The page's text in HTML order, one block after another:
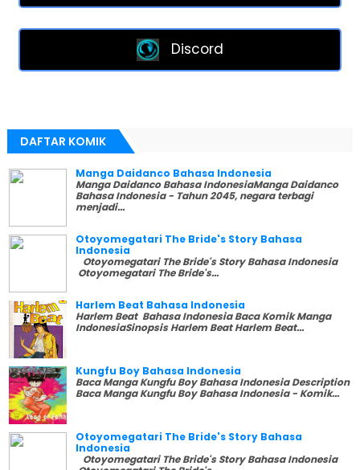
Discord
DAFTAR KOMIK
Manga Daidanco Bahasa Indonesia
Manga Daidanco Bahasa IndonesiaManga Daidanco
Bahasa Indonesia - Tahun 2045, negara terbagi
menjadi...
Otoyomegatari The Bride's Story Bahasa
Indonesia
Otoyomegatari The Bride's Story Bahasa Indonesia
Otoyomegatari The Bride's...
Harlem Beat Bahasa Indonesia
Harlem Beat Bahasa Indonesia Baca Komik Manga
IndonesiaSinopsis Harlem Beat Harlem Beat...
Kungfu Boy Bahasa Indonesia
Baca Manga Kungfu Boy Bahasa Indonesia Description
Baca Manga Kungfu Boy Bahasa Indonesia - Komik...
Otoyomegatari The Bride's Story Bahasa
Indonesia
Otoyomegatari The Bride's Story Bahasa Indonesia